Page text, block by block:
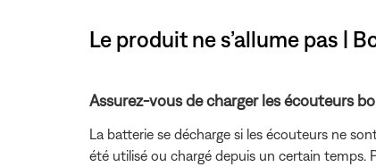
Le produit ne s’allume pas |
Assurez-vous de charger les écouteurs
La batterie se décharge si les écouteurs ne
été utilisé ou chargé depuis un certain temps.